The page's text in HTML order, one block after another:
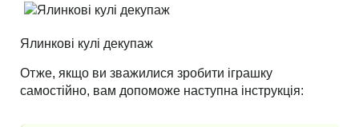
Ялинкові кулі декупаж
Отже, якщо ви зважилися зробити іграшку
самостійно, вам допоможе наступна інструкція: